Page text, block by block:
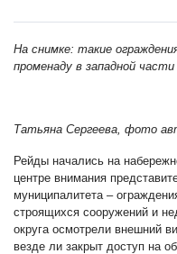
На снимке: такие
променаду в западной части
Татьяна Сергеева, фото
Рейды начались на
центре внимания
муниципалитета –
строящихся сооружений и
округа осмотрели внешний
везде ли закрыт доступ на